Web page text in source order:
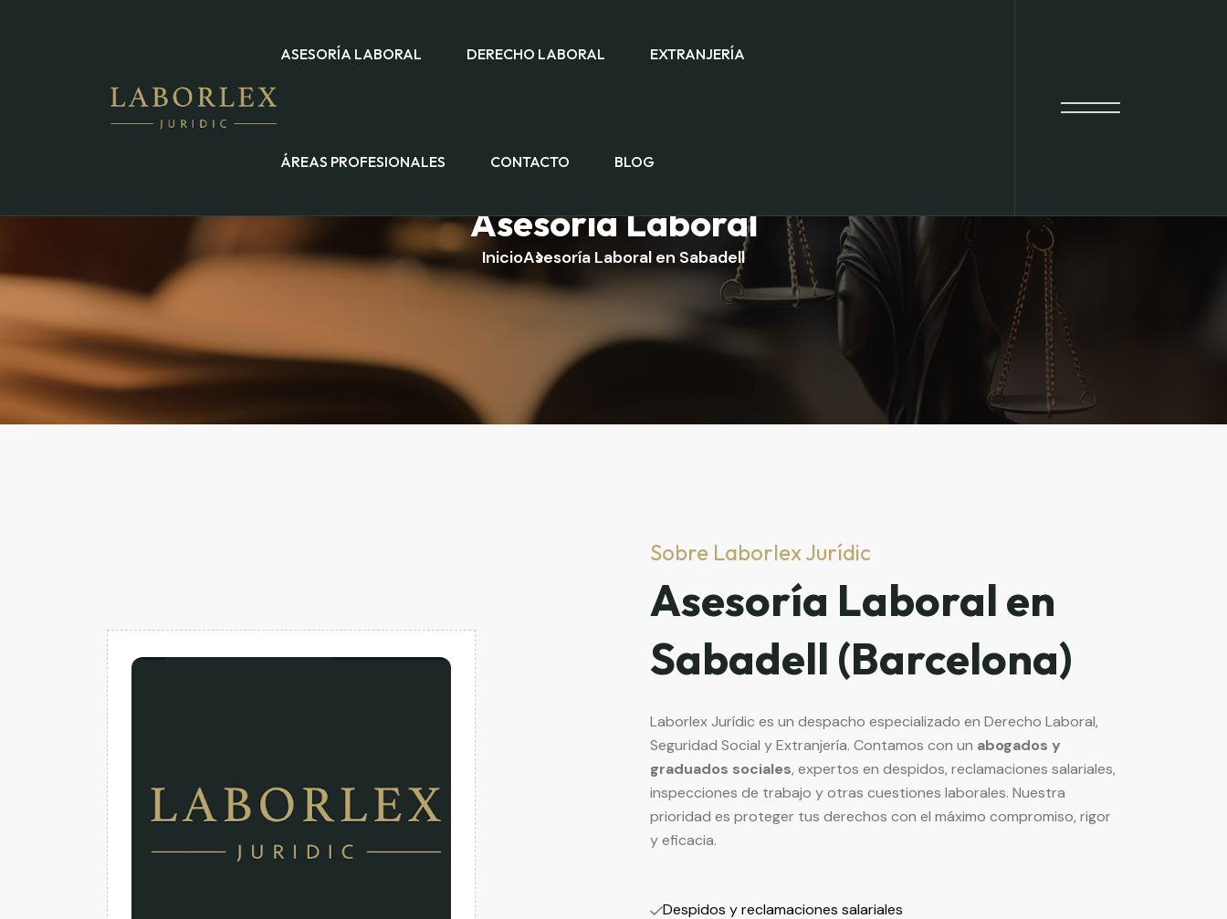
ASESORÍA LABORAL DERECHO LABORAL EXTRANJERÍA
ÁREAS PROFESIONALES CONTACTO BLOG
Asesoría Laboral
InicioAsesoría Laboral en Sabadell
Sobre Laborlex Jurídic
Asesoría Laboral en
Sabadell (Barcelona)
Laborlex Jurídic es un despacho especializado en Derecho Laboral,
Seguridad Social y Extranjería. Contamos con un abogados y
graduados sociales, expertos en despidos, reclamaciones salariales,
inspecciones de trabajo y otras cuestiones laborales. Nuestra
prioridad es proteger tus derechos con el máximo compromiso, rigor
y eficacia.
Despidos y reclamaciones salariales